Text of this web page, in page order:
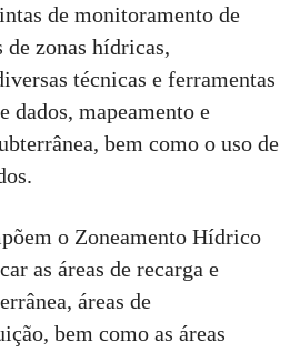
de monitoramento de
zonas hídricas,
técnicas e ferramentas
dados, mapeamento e
bem como o uso de
o Zoneamento Hídrico
as áreas de recarga e
áreas de
bem como as áreas